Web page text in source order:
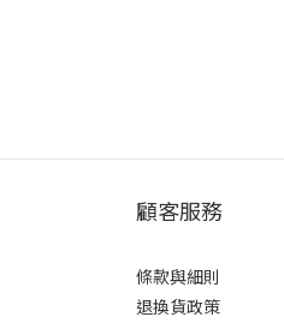
顧客服務
條款與細則
退換貨政策